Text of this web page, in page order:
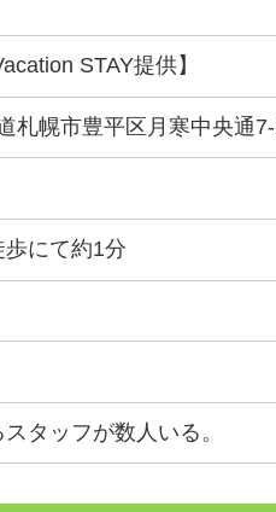
STAY提供】
札幌市豊平区月寒中央通
歩にて約1分
タッフが数人いる。